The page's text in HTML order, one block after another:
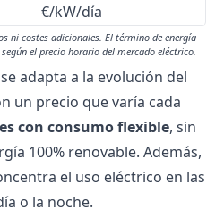
€/kW/día
ni costes adicionales. El término de energía
el precio horario del mercado eléctrico.
adapta a la evolución del
un precio que varía cada
con consumo flexible, sin
100% renovable. Además,
el uso eléctrico en las
o la noche.